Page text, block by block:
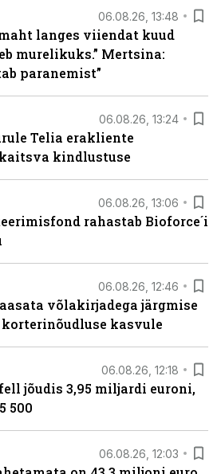
06.08.26, 13:48
langes viiendat kuud
murelikuks.” Mertsina:
paranemist”
06.08.26, 13:24
Telia erakliente
kindlustuse
06.08.26, 13:06
rahastab Bioforce´i
06.08.26, 12:46
võlakirjadega järgmise
kasvule
06.08.26, 12:18
jõudis 3,95 miljardi euroni,
500
06.08.26, 12:03